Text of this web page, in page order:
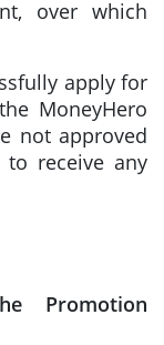
over which
apply for
MoneyHero
not approved
receive any
Promotion